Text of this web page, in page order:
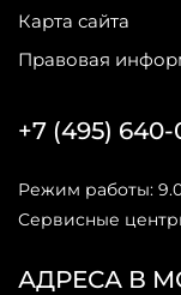
Карта сайта
Правовая
АДРЕСА В
+7 (495) 640-
Режим работы:
Сервисные